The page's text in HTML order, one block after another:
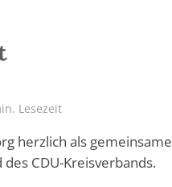
Lesezeit
herzlich als gemeinsame
CDU-Kreisverbands.